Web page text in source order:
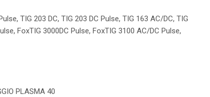
TIG 203 DC, TIG 203 DC Pulse, TIG 163 AC/DC, TIG
FoxTIG 3000DC Pulse, FoxTIG 3100 AC/DC Pulse,
PLASMA 40